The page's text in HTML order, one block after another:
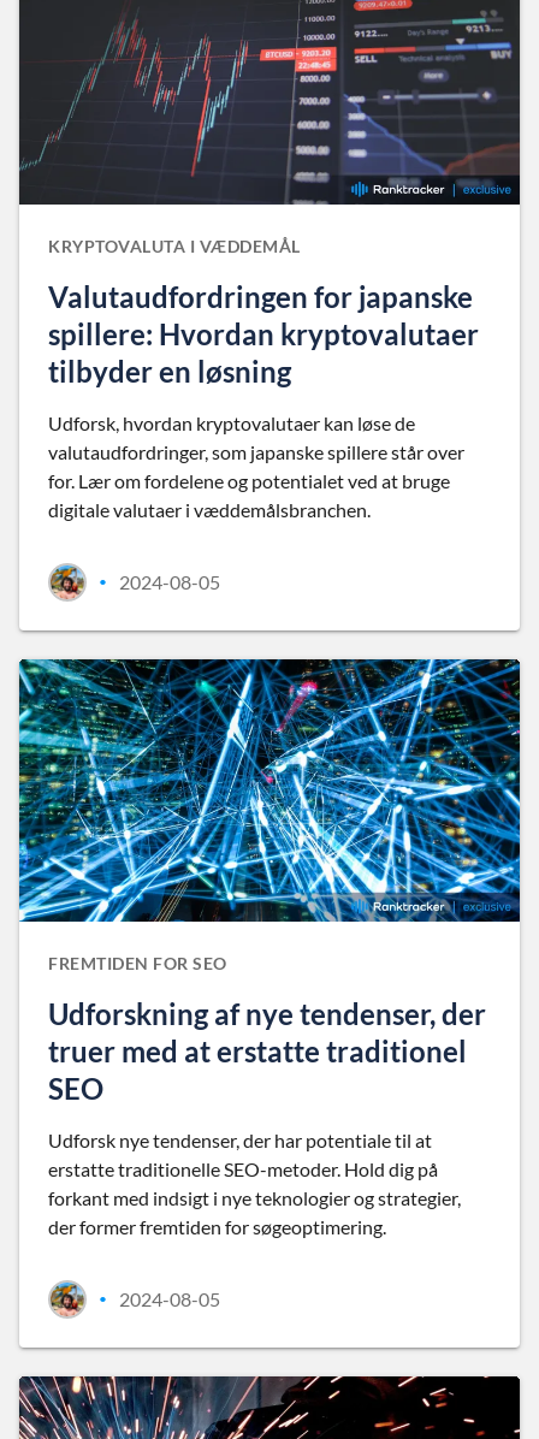
KRYPTOVALUTA I VÆDDEMÅL
Valutaudfordringen for japanske
spillere: Hvordan kryptovalutaer
tilbyder en løsning
Udforsk, hvordan kryptovalutaer kan løse de
valutaudfordringer, som japanske spillere står over
for. Lær om fordelene og potentialet ved at bruge
digitale valutaer i væddemålsbranchen.
• 2024-08-05
FREMTIDEN FOR SEO
Udforskning af nye tendenser, der
truer med at erstatte traditionel
SEO
Udforsk nye tendenser, der har potentiale til at
erstatte traditionelle SEO-metoder. Hold dig på
forkant med indsigt i nye teknologier og strategier,
der former fremtiden for søgeoptimering.
• 2024-08-05